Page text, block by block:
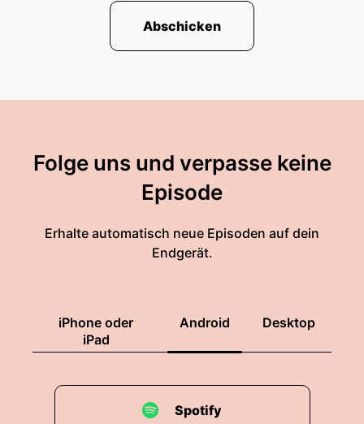
Abschicken
Folge uns und verpasse keine
Episode
Erhalte automatisch neue Episoden auf dein
Endgerät.
iPhone oder
iPad
Android Desktop
Spotify